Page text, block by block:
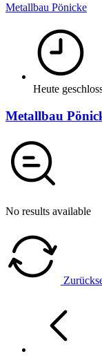
Metallbau Pönicke
Heute
Metallbau
No results available